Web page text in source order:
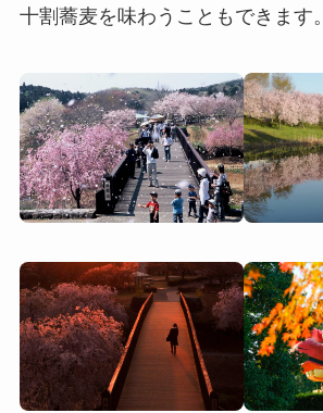
十割蕎麦を味わうこともできます。